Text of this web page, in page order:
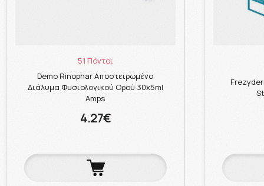
51 Πόντοι
Demo Rinophar Αποστειρωμένο
Διάλυμα Φυσιολογικού Ορού 30x5ml
Amps
4.27€